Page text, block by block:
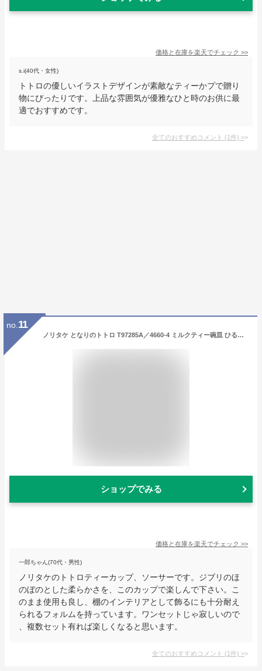
価格と在庫を楽天でチェック >>
s.i(40代・女性)
トトロの優しいイラストデザインが素敵なティーかプで贈り
物にぴったりです。上品な雰囲気が優雅なひと時のお供に最
適でおすすめです。
全てのおすすめコメント (1件) >
no. 11
ノリタケ となりのトトロ T97285A／4660-4 ミルクティー碗皿 ひるがお ジブリ ティーカップ おしゃれ かわいい 食器 ブランド 結婚祝い 内祝い
ショップでみる
価格と在庫を楽天でチェック >>
一郎ちゃん(70代・男性)
ノリタケのトトロティーカップ、ソーサーです。ジブリのほ
のぼのとした柔らかさを、このカップで楽しんで下さい。こ
のまま使用も良し、棚のインテリアとして飾るにも十分耐え
られるフォルムを持っています。ワンセットじゃ寂しいので
、複数セット有れば楽しくなると思います。
全てのおすすめコメント (1件) >